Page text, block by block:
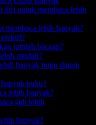
diri untuk membaca lebih
membaca lebih banyak?
jumlah bacaan?
mudah?
banyak buku dalam
buku?
lebih banyak?
jadi lebih
banyak?